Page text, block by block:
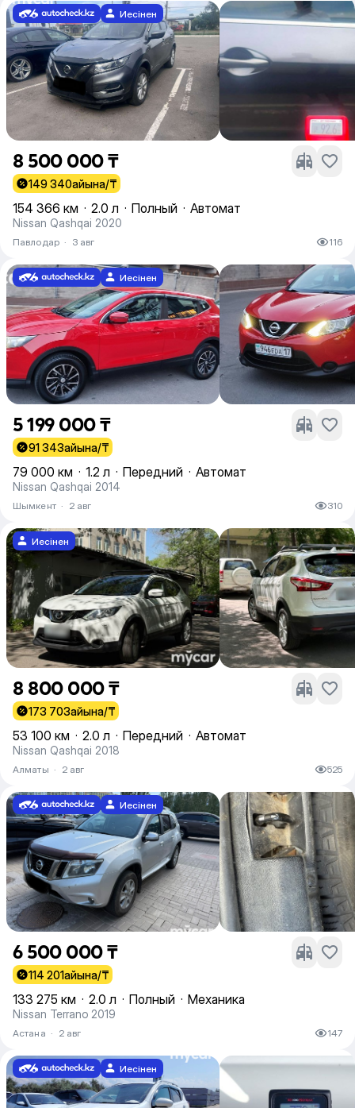
Иесінен
8 500 000 ₸
149 340айына/₸
154 366 км · 2.0 л · Полный · Автомат
Nissan Qashqai 2020
Павлодар · 3 авг 116
Иесінен
5 199 000 ₸
91 343айына/₸
79 000 км · 1.2 л · Передний · Автомат
Nissan Qashqai 2014
Шымкент · 2 авг 310
Иесінен
8 800 000 ₸
173 703айына/₸
53 100 км · 2.0 л · Передний · Автомат
Nissan Qashqai 2018
Алматы · 2 авг 525
Иесінен
6 500 000 ₸
114 201айына/₸
133 275 км · 2.0 л · Полный · Механика
Nissan Terrano 2019
Астана · 2 авг 147
Иесінен